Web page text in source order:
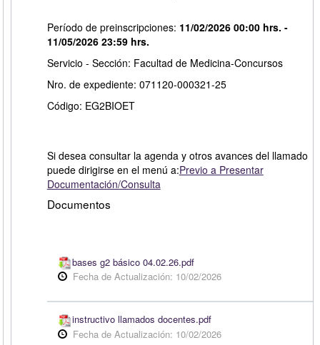
Período de preinscripciones: 11/02/2026 00:00 hrs. -
11/05/2026 23:59 hrs.
Servicio - Sección: Facultad de Medicina-Concursos
Nro. de expediente: 071120-000321-25
Código: EG2BIOET
Si desea consultar la agenda y otros avances del llamado
puede dirigirse en el menú a:Previo a Presentar
Documentación/Consulta
Documentos
bases g2 básico 04.02.26.pdf
Fecha de Actualización: 10/02/2026
instructivo llamados docentes.pdf
Fecha de Actualización: 10/02/2026